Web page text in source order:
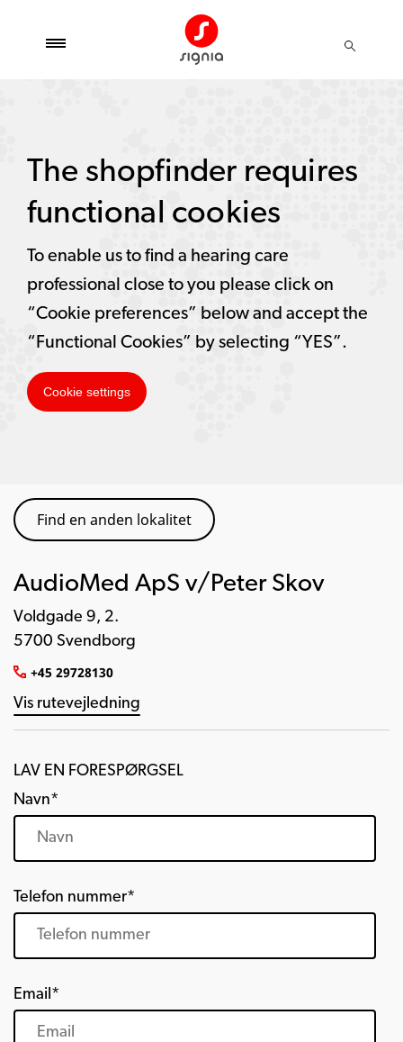
Find en anden lokalitet
AudioMed ApS v/Peter Skov
Voldgade 9, 2.
5700 Svendborg
+45 29728130
Vis rutevejledning
LAV EN FORESPØRGSEL
Navn*
Telefon nummer*
Email*
The shopfinder requires
functional cookies
To enable us to find a hearing care
professional close to you please click on
“Cookie preferences” below and accept the
“Functional Cookies” by selecting “YES”.
Cookie settings